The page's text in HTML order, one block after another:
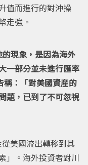
值而進行的對沖操
走強。
現象，是因為海外
一部分並未進行匯率
稱：「對美國資産的
題，已到了不可忽視
美國流出轉移到其
」。海外投資者對川